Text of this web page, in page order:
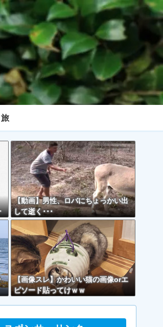
【動画】男性、ロバにちょっかい出
して逝く･･･
【画像スレ】かわいい猫の画像orエ
ピソード貼ってけｗｗ